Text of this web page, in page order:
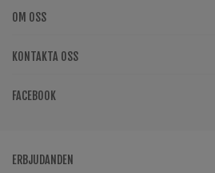
OM OSS
KONTAKTA OSS
FACEBOOK
ERBJUDANDEN